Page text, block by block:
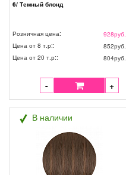
6/ Темный блонд
Розничная цена: 928руб.
Цена от 8 т.р::
852руб.
Цена от 20 т.р::
804руб.
- +
В наличии